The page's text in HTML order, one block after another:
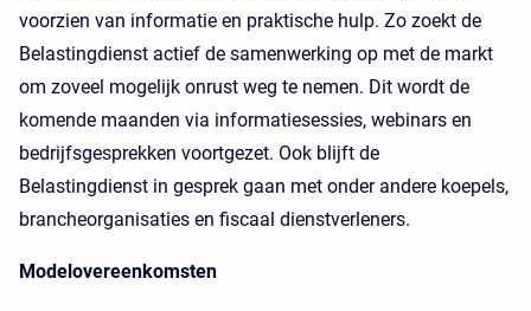
voorzien van informatie en praktische hulp. Zo zoekt de
Belastingdienst actief de samenwerking op met de markt
om zoveel mogelijk onrust weg te nemen. Dit wordt de
komende maanden via informatiesessies, webinars en
bedrijfsgesprekken voortgezet. Ook blijft de
Belastingdienst in gesprek gaan met onder andere koepels,
brancheorganisaties en fiscaal dienstverleners.
Modelovereenkomsten